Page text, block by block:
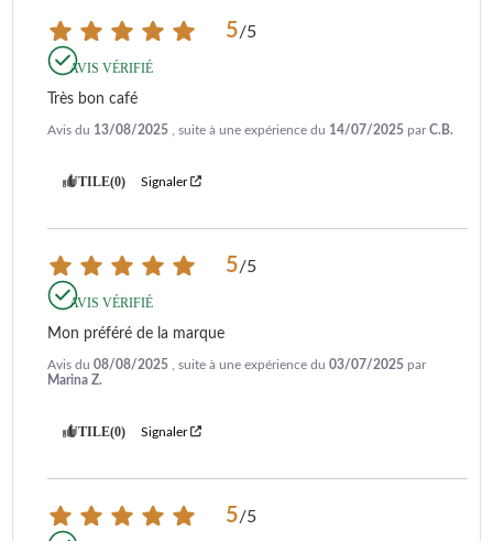
5/5
AVIS VÉRIFIÉ
Très bon café
Avis du 13/08/2025 , suite à une expérience du 14/07/2025 parC.B.
UTILE(0) Signaler
5/5
AVIS VÉRIFIÉ
Mon préféré de la marque
Avis du 08/08/2025 , suite à une expérience du 03/07/2025 par
Marina Z.
UTILE(0) Signaler
5/5